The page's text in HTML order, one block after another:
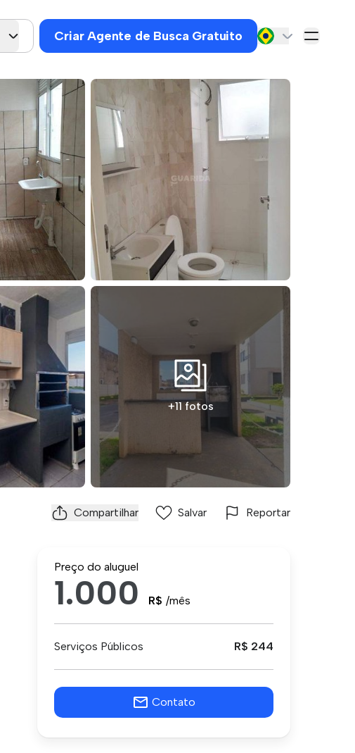
Criar Agente de Busca Gratuito
+11 fotos
Compartilhar Salvar Reportar
Preço do aluguel
1.000 R$ /mês
Serviços Públicos R$ 244
Contato